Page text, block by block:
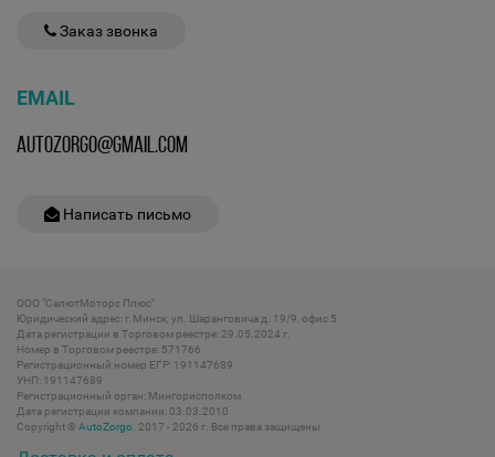
Заказ звонка
EMAIL
AUTOZORGO@GMAIL.COM
Написать письмо
ООО "СалютМоторс Плюс"
Юридический адрес: г.Минск, ул. Шаранговича д. 19/9, офис 5
Дата регистрации в Торговом реестре: 29.05.2024 г.
Номер в Торговом реестре: 571766
Регистрационный номер ЕГР: 191147689
УНП: 191147689
Регистрационный орган: Мингорисполком
Дата регистрации компании: 03.03.2010
Copyright © AutoZorgo . 2017 - 2026 г. Все права защищены